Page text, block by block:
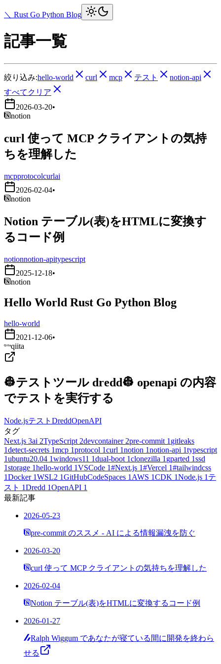
＼ Rust Go Python Blog
記事一覧
絞り込み:hello-world curl mcp テスト
notion-api
すべてクリア
2026-03-20•
notion
curl 使って MCP クライアントの気持
ちを理解した
mcpprotocolcurlai
2026-02-04•
notion
Notion テーブル(表)をHTMLに変換す
るコード例
notionnotion-apitypescript
2025-12-18•
notion
Hello World Rust Go Python Blog
hello-world
2021-12-06•
qiita
👷テストツール dredd👷 openapi の内容
でテストを実行する
Node.jsテスト DreddOpenAPI
タグ
Next.js 3ai 2TypeScript 2devcontainer 2pre-commit 1 gitleaks
1detect-secrets 1mcp 1protocol 1curl 1notion 1notion-api 1typescript
1ubuntu20.04 1windows11 1dual-boot 1clonezilla 1 gparted 1ssd
1storage 1hello-world 1VSCode 1#Next.js 1#Vercel 1#tailwindcss
1Docker 1WSL2 1GitHubCodeSpaces 1 AWS 1CDK 1Node.js 1 テ
スト 1Dredd 1OpenAPI 1
最新記事
2026-05-23
pre-commit のススメ - AI による情報漏洩を防ぐ
2026-03-20
curl 使って MCP クライアントの気持ちを理解した
2026-02-04
Notion テーブル(表)をHTMLに変換するコード例
2026-01-27
Ralph Wiggum であなたが寝ている間に開発を終わら
せる